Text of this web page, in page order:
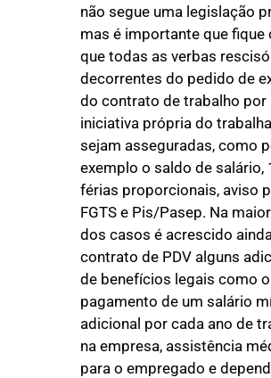
não segue uma legislação
mas é importante que fique
que todas as verbas
decorrentes do pedido de
do contrato de trabalho por
iniciativa própria do
sejam asseguradas, como
exemplo o saldo de salário,
férias proporcionais, aviso
FGTS e Pis/Pasep. Na
dos casos é acrescido
contrato de PDV alguns
de benefícios legais como o
pagamento de um salário
adicional por cada ano de
na empresa, assistência
para o empregado e